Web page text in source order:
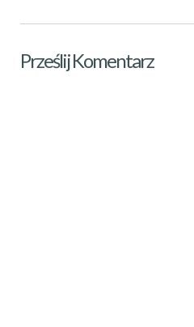
Prześlij Komentarz